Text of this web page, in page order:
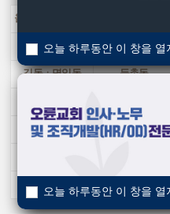
거여ㆍ마천 고덕동
길동ㆍ명일동 둔촌동
암사역 올림픽아파트
풍납ㆍ강동구청 하남
오늘 하루동안 이 창을 열
오늘 하루동안 이 창을 열